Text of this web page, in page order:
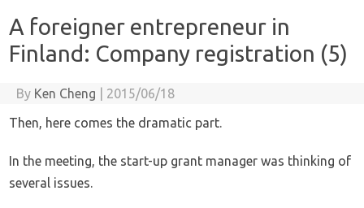
A foreigner entrepreneur in
Finland: Company registration (5)
By Ken Cheng
2015/06/18
Then, here comes the dramatic part.
In the meeting, the start-up grant manager was thinking of
several issues.